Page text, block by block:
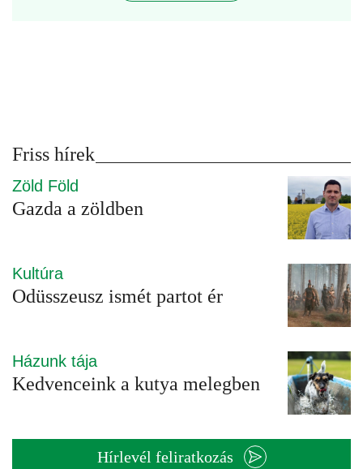
Friss hírek
Zöld Föld
Gazda a zöldben
Kultúra
Odüsszeusz ismét partot ér
Házunk tája
Kedvenceink a kutya melegben
Hírlevél feliratkozás